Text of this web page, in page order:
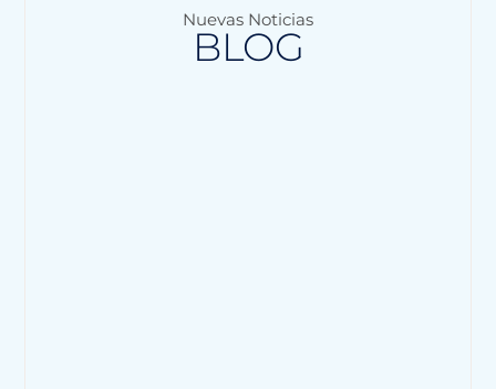
Nuevas Noticias
BLOG